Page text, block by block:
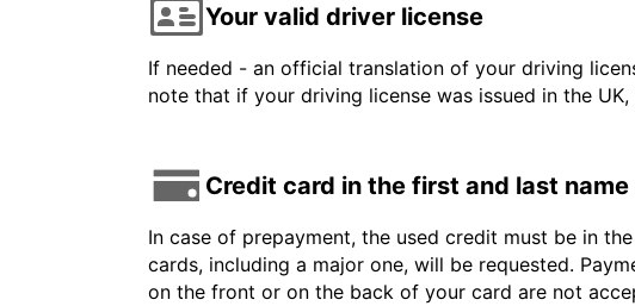
Your valid driver license
If needed - an official translation of your driving
note that if your driving license was issued in the
Credit card in the first and last
In case of prepayment, the used credit must be in
cards, including a major one, will be requested.
on the front or on the back of your card are not